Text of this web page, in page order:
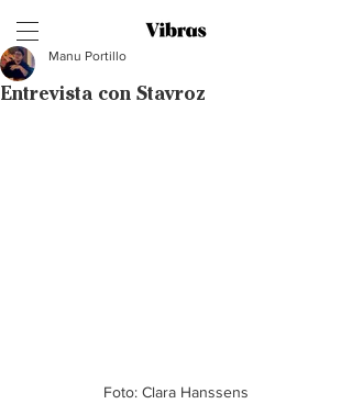
Entrevista con Stavroz
Manu Portillo
Foto: Clara Hanssens